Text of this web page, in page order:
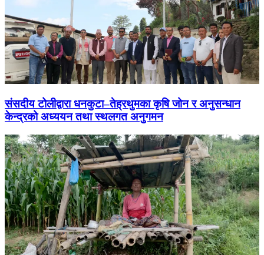
संसदीय टोलीद्वारा धनकुटा–तेह्रथुमका कृषि जोन र अनुसन्धान
केन्द्रको अध्ययन तथा स्थलगत अनुगमन